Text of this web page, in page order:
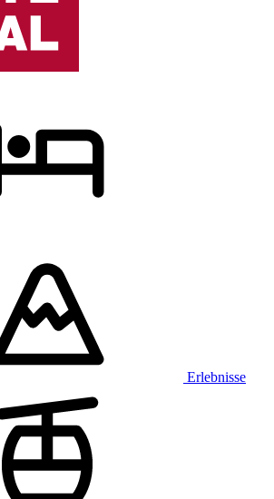
Erlebnisse